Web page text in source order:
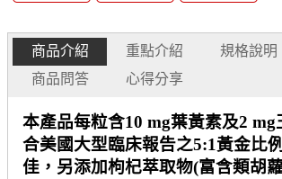
商品介紹 重點介紹 規格說明
商品問答
心得分享
本產品每粒含10 mg葉黃素及2 mg
合美國大型臨床報告之5:1黃金比
佳，另添加枸杞萃取物(富含類胡